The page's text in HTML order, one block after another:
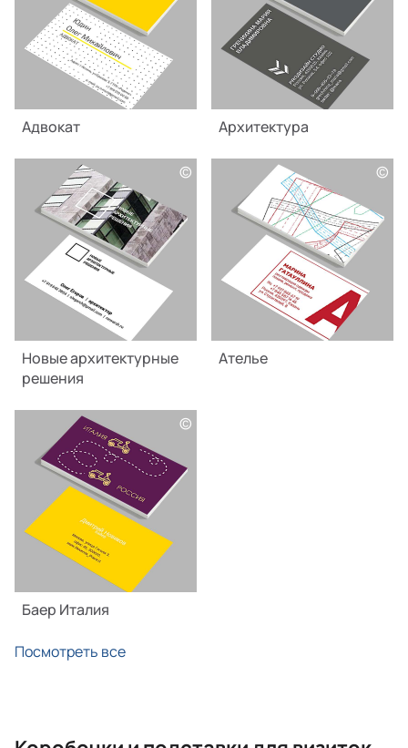
Адвокат Архитектура
©
Новые архитектурные
решения
©
Ателье
©
Баер Италия
Посмотреть все